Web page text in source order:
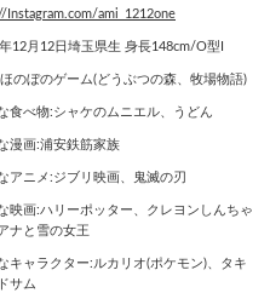
Instagram.com/ami_1212one
12月12日埼玉県生 身長148cm/O型I
のぼのゲーム(どうぶつの森、牧場物語)
食べ物:シャケのムニエル、うどん
漫画:浦安鉄筋家族
アニメ:ジブリ映画、鬼滅の刃
映画:ハリーポッター、クレヨンしんちゃ
ナと雪の女王
キャラクター:ルカリオ(ポケモン)、タキ
サム